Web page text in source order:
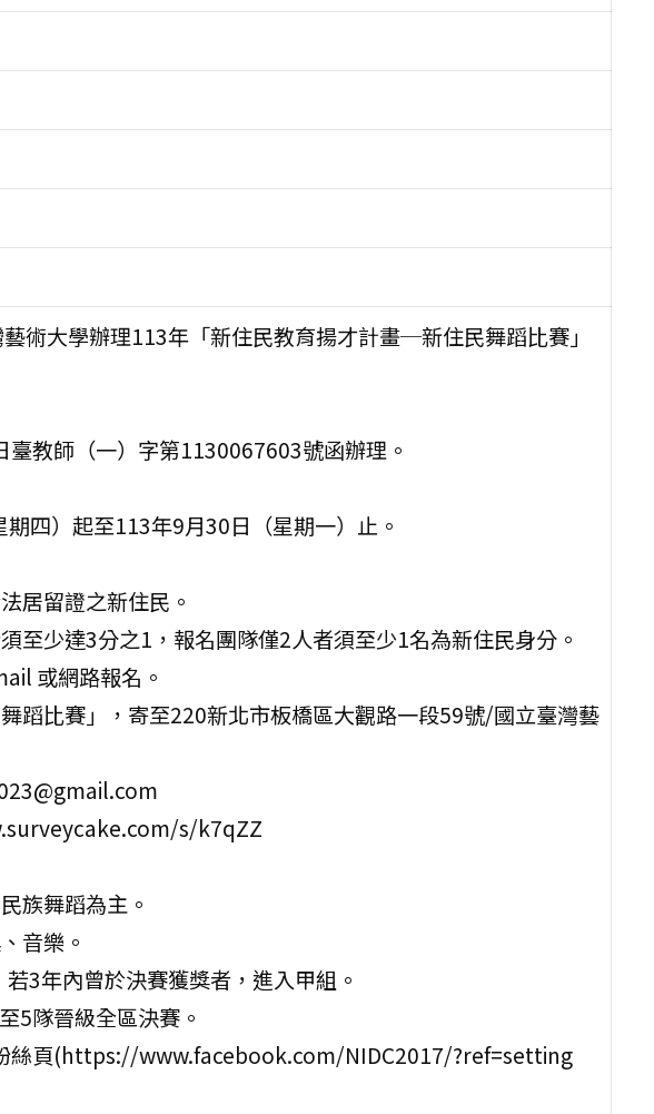
術大學辦理113年「新住民教育揚才計畫─新住民舞蹈比賽」
教師（一）字第1130067603號函辦理。
四）起至113年9月30日（星期一）止。
留證之新住民。
少達3分之1，報名團隊僅2人者須至少1名為新住民身分。
或網路報名。
比賽」，寄至220新北市板橋區大觀路一段59號/國立臺灣藝
s/k7qZZ
族舞蹈為主。
音樂。
3年內曾於決賽獲獎者，進入甲組。
隊晉級全區決賽。
絲頁(https://www.facebook.com/NIDC2017/?ref=setting